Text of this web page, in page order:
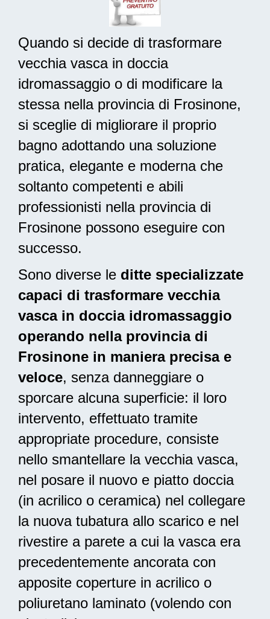
Quando si decide di trasformare
vecchia vasca in doccia
idromassaggio o di modificare la
stessa nella provincia di Frosinone,
si sceglie di migliorare il proprio
bagno adottando una soluzione
pratica, elegante e modernache
soltanto competenti e abili
professionisti nella provincia di
Frosinone possono eseguire con
successo.
Sono diverse le ditte specializzate
capaci di trasformare vecchia
vasca in doccia idromassaggio
operando nella provincia di
Frosinone in maniera precisa e
veloce, senza danneggiare o
sporcare alcuna superficie: il loro
intervento, effettuato tramite
appropriate procedure, consiste
nello smantellare la vecchia vasca,
nel posare il nuovo e piatto doccia
(in acrilico o ceramica) nel collegare
la nuova tubatura allo scarico e nel
rivestire a parete a cui la vasca era
precedentemente ancorata con
apposite coperture in acrilico o
poliuretano laminato (volendo con